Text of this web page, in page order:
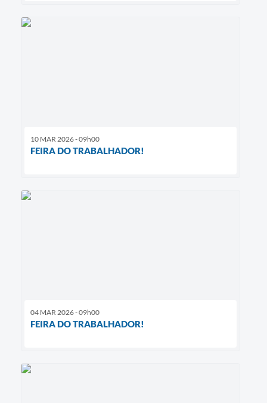
10 MAR 2026 - 09h00
FEIRA DO TRABALHADOR!
04 MAR 2026 - 09h00
FEIRA DO TRABALHADOR!